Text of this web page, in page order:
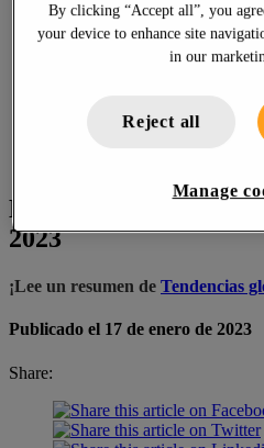
Las 10 tendencias
2023
¡Lee un resumen de Tendencias
Publicado el 17 de enero de 2023
Share:
By clicking “Accept all”, you
your device to enhance site
in our
Reject all
Manage